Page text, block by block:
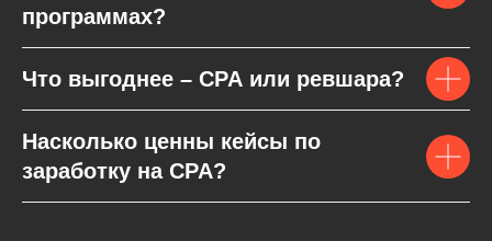
программах?
Что выгоднее – CPA или ревшара?
Насколько ценны кейсы по
заработку на CPA?